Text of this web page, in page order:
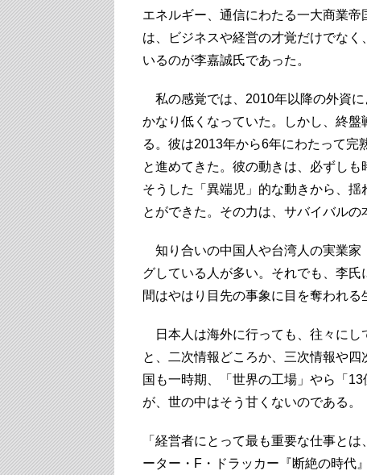
エネルギー、通信にわたる一大商業
は、ビジネスや経営の才覚だけでな
いるのが李嘉誠氏であった。
私の感覚では、2010年以降の外資
かなり低くなっていた。しかし、終
る。彼は2013年から6年にわたって完
と進めてきた。彼の動きは、必ずしも
そうした「異端児」的な動きから、
とができた。その力は、サバイバルの
知り合いの中国人や台湾人の実業家
グしている人が多い。それでも、李
間はやはり目先の事象に目を奪われる
日本人は海外に行っても、往々にし
と、二次情報どころか、三次情報や
国も一時期、「世界の工場」やら「
が、世の中はそう甘くないのである。
「経営者にとって最も重要な仕事と
ーター・F・ドラッカー『断絶の時代